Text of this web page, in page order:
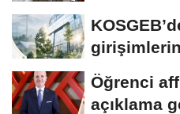
Öğrenci
açıklama